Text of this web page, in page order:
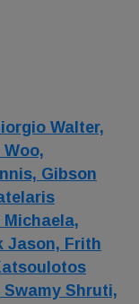
Walter,
Woo,
Gibson
Michaela,
Jason, Frith
Swamy Shruti,